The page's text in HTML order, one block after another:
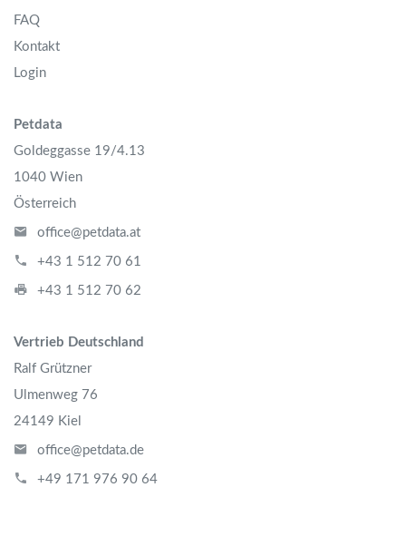
FAQ
Kontakt
Login
Petdata
Goldeggasse 19/4.13
1040 Wien
Österreich
office@petdata.at
+43 1 512 70 61
+43 1 512 70 62
Vertrieb Deutschland
Ralf Grützner
Ulmenweg 76
24149 Kiel
office@petdata.de
+49 171 976 90 64